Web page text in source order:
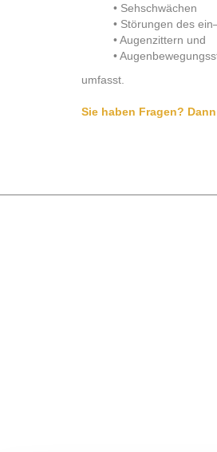
• Sehschwächen
• Störungen des
• Augenzittern und
•
umfasst.
Sie haben Fragen?